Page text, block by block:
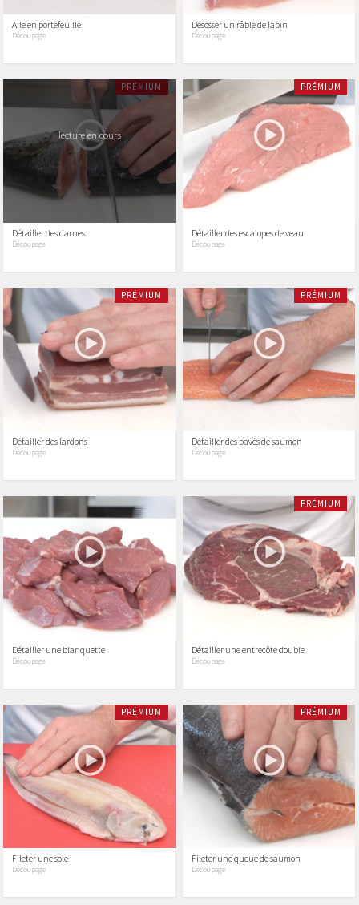
Aile en portefeuille
Découpage
Désosser un râble de lapin
Découpage
PRÉMIUM
Détailler des darnes
Découpage
lecture en cours
PRÉMIUM
Détailler des escalopes de veau
Découpage
PRÉMIUM
Détailler des lardons
Découpage
PRÉMIUM
Détailler des pavés de saumon
Découpage
Détailler une blanquette
Découpage
PRÉMIUM
Détailler une entrecôte double
Découpage
PRÉMIUM
Fileter une sole
Découpage
PRÉMIUM
Fileter une queue de saumon
Découpage